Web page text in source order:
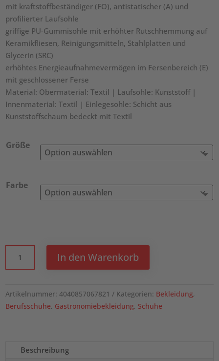
mit kraftstoffbeständiger (FO), antistatischer (A) und
profilierter Laufsohle
griffige PU-Gummisohle mit erhöhter Rutschhemmung auf
Keramikfliesen, Reinigungsmitteln, Stahlplatten und
Glycerin (SRC)
erhöhtes Energieaufnahmevermögen im Fersenbereich (E)
mit geschlossener Ferse
Material: Obermaterial: Textil | Laufsohle: Kunststoff |
Innenmaterial: Textil | Einlegesohle: Schicht aus
Kunststoffschaum bedeckt mit Textil
Größe
Farbe
Berufsschuh
EN
ISO
In den Warenkorb
Artikelnummer:4040857067821 Kategorien: Bekleidung,
Berufsschuhe, Gastronomiebekleidung, Schuhe
Beschreibung